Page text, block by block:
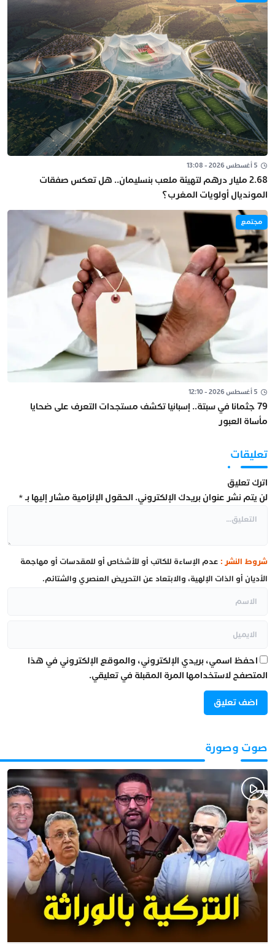
5 أغسطس 2026 - 13:08
2.68 مليار درهم لتهيئة ملعب بنسليمان.. هل تعكس صفقات
المونديال أولويات المغرب؟
مجتمع
5 أغسطس 2026 - 12:10
79 جثمانا في سبتة.. إسبانيا تكشف مستجدات التعرف على ضحايا
مأساة العبور
تعليقات
اترك تعليق
لن يتم نشر عنوان بريدك الإلكتروني. الحقول الإلزامية مشار إليها بـ*
شروط النشر : عدم الإساءة للكاتب أو للأشخاص أو للمقدسات أو مهاجمة
الأديان أو الذات الإلهية، والابتعاد عن التحريض العنصري والشتائم.
احفظ اسمي، بريدي الإلكتروني، والموقع الإلكتروني في هذا
المتصفح لاستخدامها المرة المقبلة في تعليقي.
صوت وصورة